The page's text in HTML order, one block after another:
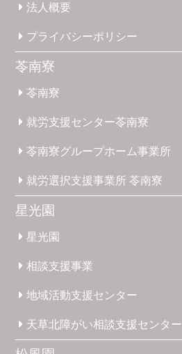
法人概要
プライバシーポリシー
苓南寮
苓南寮
就労支援センター苓南寮
苓南寮グループホーム事業所
就労選択支援事業所苓南寮
星光園
星光園
相談支援事業
地域活動支援センター
天草北障がい相談支援センター